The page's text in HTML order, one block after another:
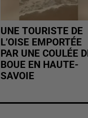
UNE TOURISTE DE
L’OISE EMPORTÉE
PAR UNE COULÉE
BOUE EN HAUTE-
SAVOIE